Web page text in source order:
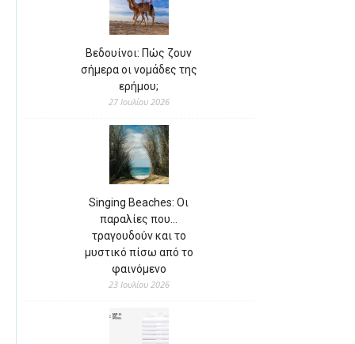
Βεδουίνοι: Πώς ζουν
σήμερα οι νομάδες της
ερήμου;
27 Ιουλίου 2026
Singing Beaches: Οι
παραλίες που…
τραγουδούν και το
μυστικό πίσω από το
φαινόμενο
23 Ιουλίου 2026